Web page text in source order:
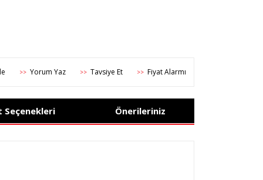
>> Yorum Yaz >> Tavsiye Et >> Fiyat Alarmı
Seçenekleri Önerileriniz